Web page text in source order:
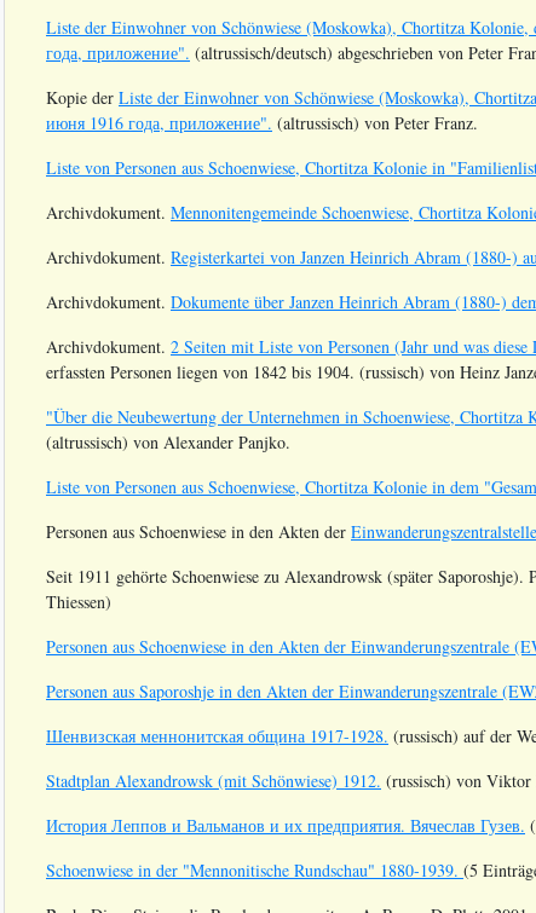
Liste der Einwohner von Schönwiese (Moskowka), Chortitza
года, приложение". (altrussisch/deutsch) abgeschrieben von Peter
Kopie der Liste der Einwohner von Schönwiese (Moskowka),
июня 1916 года, приложение". (altrussisch) von Peter Franz.
Liste von Personen aus Schoenwiese, Chortitza Kolonie in
Archivdokument. Mennonitengemeinde Schoenwiese, Chortitza
Archivdokument. Registerkartei von Janzen Heinrich Abram (1880-)
Archivdokument. Dokumente über Janzen Heinrich Abram (1880-)
Archivdokument. 2 Seiten mit Liste von Personen (Jahr und was
erfassten Personen liegen von 1842 bis 1904. (russisch) von Heinz
"Über die Neubewertung der Unternehmen in Schoenwiese, Chortitza
(altrussisch) von Alexander Panjko.
Liste von Personen aus Schoenwiese, Chortitza Kolonie in dem
Personen aus Schoenwiese in den Akten der
Seit 1911 gehörte Schoenwiese zu Alexandrowsk (später Saporoshje).
Thiessen)
Personen aus Schoenwiese in den Akten der Einwanderungszentrale
Personen aus Saporoshje in den Akten der Einwanderungszentrale
Шенвизская меннонитская община 1917-1928. (russisch) auf der
Stadtplan Alexandrowsk (mit Schönwiese) 1912. (russisch) von Viktor
История Леппов и Вальманов и их предприятия. Вячеслав Гузев.
Schoenwiese in der "Mennonitische Rundschau" 1880-1939. (5